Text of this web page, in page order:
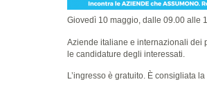
Giovedì 10 maggio, dalle 09.00 alle
Aziende italiane e internazionali dei
le candidature degli interessati.
L’ingresso è gratuito. È consigliata